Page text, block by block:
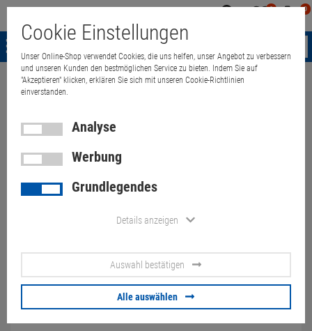
0 0
Menü
Weiter einkaufen
23,8" EIZO EV2450-GY FHD
VGA DVI HDMI DP (Kratzer
unten rechts)
25,00 €
Cookie Einstellungen
Unser Online-Shop verwendet Cookies, die uns helfen, unser Angebot zu verbessern
und unseren Kunden den bestmöglichen Service zu bieten. Indem Sie auf
"Akzeptieren" klicken, erklären Sie sich mit unseren Cookie-Richtlinien
einverstanden.
Analyse
Werbung
Grundlegendes
Details anzeigen
Auswahl bestätigen
Alle auswählen